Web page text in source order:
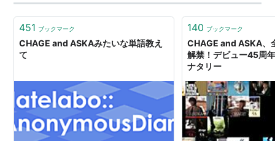
たデザインが存在している。当時所属していたレコード
会社のポニーキャニ…
451 ブックマーク
CHAGE and ASKAみたいな単語教え
て
140 ブックマーク
CHAGE and ASKA、
解禁！デビュー45周
ナタリー